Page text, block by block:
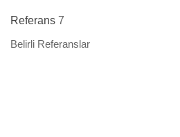
Referans 7
Belirli Referanslar